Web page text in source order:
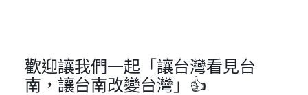
歡迎讓我們一起「讓台灣看見台
南，讓台南改變台灣」👍